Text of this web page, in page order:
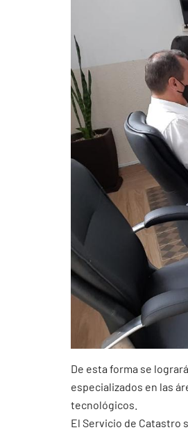
De esta forma se
especializados en las
tecnológicos.
El Servicio de Catastro